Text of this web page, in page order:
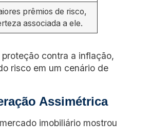
prêmios de risco,
associada a ele.
contra a inflação,
risco em um cenário de
Assimétrica
imobiliário mostrou